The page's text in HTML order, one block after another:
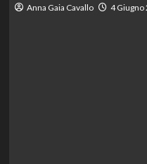
Anna Gaia Cavallo 4 Giugno